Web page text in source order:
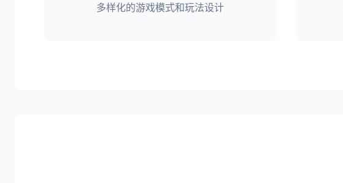
多样化的游戏模式和玩法设计